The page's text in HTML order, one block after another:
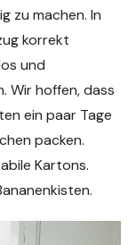
zu machen. In
korrekt
und
Wir hoffen, dass
ein paar Tage
packen.
Kartons.